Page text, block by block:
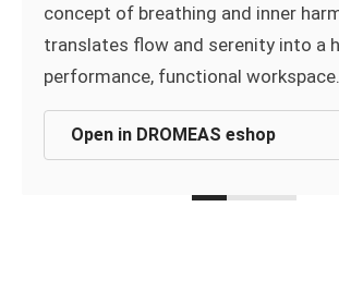
concept of breathing and inner
translates flow and serenity into a
performance, functional workspace.
Open in DROMEAS eshop
Open in DROMEAS eshop